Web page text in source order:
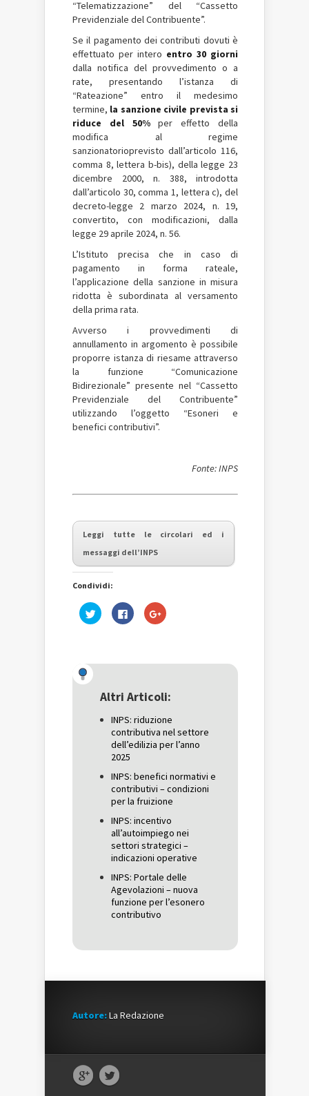
“Telematizzazione” del “Cassetto
Previdenziale del Contribuente”.
Se il pagamento dei contributi dovuti è
effettuato per intero entro 30 giorni
dalla notifica del provvedimento o a
rate, presentando l’istanza di
“Rateazione” entro il medesimo
termine, la sanzione civile prevista si
riduce del 50%per effetto della
modifica al regime
sanzionatorioprevisto dall’articolo 116,
comma 8, lettera b-bis), della legge 23
dicembre 2000, n. 388, introdotta
dall’articolo 30, comma 1, lettera c), del
decreto-legge 2 marzo 2024, n. 19,
convertito, con modificazioni, dalla
legge 29 aprile 2024, n. 56.
L’Istituto precisa che in caso di
pagamento in forma rateale,
l’applicazione della sanzione in misura
ridotta è subordinata al versamento
della prima rata.
Avverso i provvedimenti di
annullamento in argomento è possibile
proporre istanza di riesame attraverso
la funzione “Comunicazione
Bidirezionale” presente nel “Cassetto
Previdenziale del Contribuente”
utilizzando l’oggetto “Esoneri e
benefici contributivi”.
Fonte: INPS
Leggi tutte le circolari ed i
messaggi dell’INPS
Condividi:
Fai
clic
una
nuova
Fai
clic
nuova
finestra)
Fai
clic
una
nuova
Altri Articoli:
INPS: riduzione
contributiva nel settore
dell’edilizia per l’anno
2025
INPS: benefici normativi e
contributivi – condizioni
per la fruizione
INPS: incentivo
all’autoimpiego nei
settori strategici –
indicazioni operative
INPS: Portale delle
Agevolazioni – nuova
funzione per l’esonero
contributivo
Autore:La Redazione